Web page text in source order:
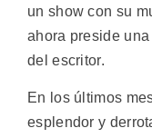
un show con su
ahora preside
del escritor.
En los últimos
esplendor y